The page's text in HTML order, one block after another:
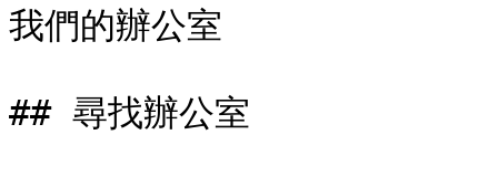
我們的辦公室
## 尋找辦公室